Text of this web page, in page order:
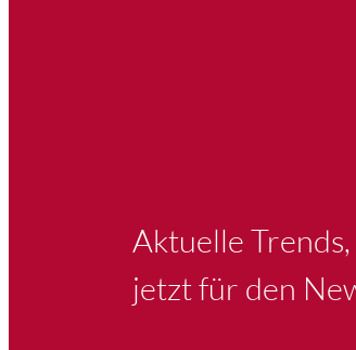
Aktuelle
jetzt für den